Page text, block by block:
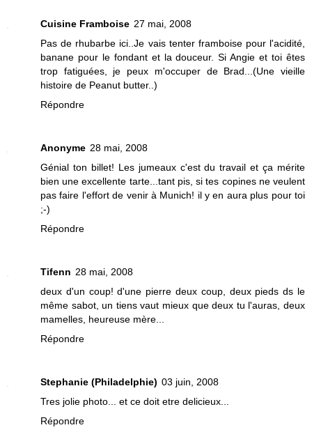
Cuisine Framboise 27 mai, 2008
Pas de rhubarbe ici..Je vais tenter framboise pour l'acidité,
banane pour le fondant et la douceur. Si Angie et toi êtes
trop fatiguées, je peux m'occuper de Brad...(Une vieille
histoire de Peanut butter..)
Répondre
Anonyme 28 mai, 2008
Génial ton billet! Les jumeaux c'est du travail et ça mérite
bien une excellente tarte...tant pis, si tes copines ne veulent
pas faire l'effort de venir à Munich! il y en aura plus pour toi
;-)
Répondre
Tifenn 28 mai, 2008
deux d'un coup! d'une pierre deux coup, deux pieds ds le
même sabot, un tiens vaut mieux que deux tu l'auras, deux
mamelles, heureuse mère...
Répondre
Stephanie (Philadelphie) 03 juin, 2008
Tres jolie photo... et ce doit etre delicieux...
Répondre